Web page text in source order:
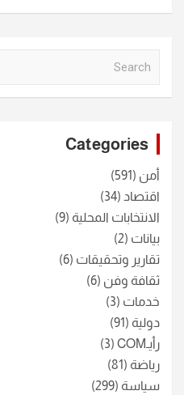
Categories
أمن (591)
اقتصاد (34)
الانتخابات المحلية (9)
بيانات (2)
تقارير وتحقيقات (6)
ثقافة وفن (6)
خدمات (3)
دولية (91)
رأيـCOM
(3)
رياضة (81)
سياسة (299)